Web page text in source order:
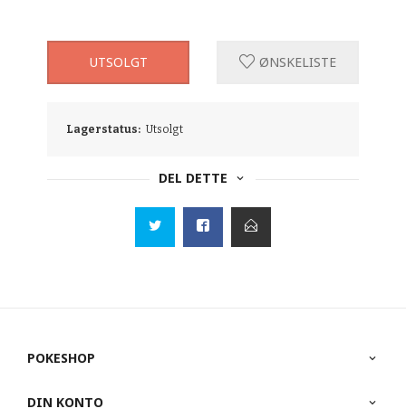
UTSOLGT ØNSKELISTE
Lagerstatus: Utsolgt
DEL DETTE
POKESHOP
DIN KONTO